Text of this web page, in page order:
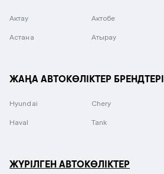
Актау Актобе
Астана Атырау
ЖАҢА АВТОКӨЛІКТЕР БРЕНДТЕРІ
Hyundai Chery
Haval Tank
ЖҮРІЛГЕН АВТОКӨЛІКТЕР